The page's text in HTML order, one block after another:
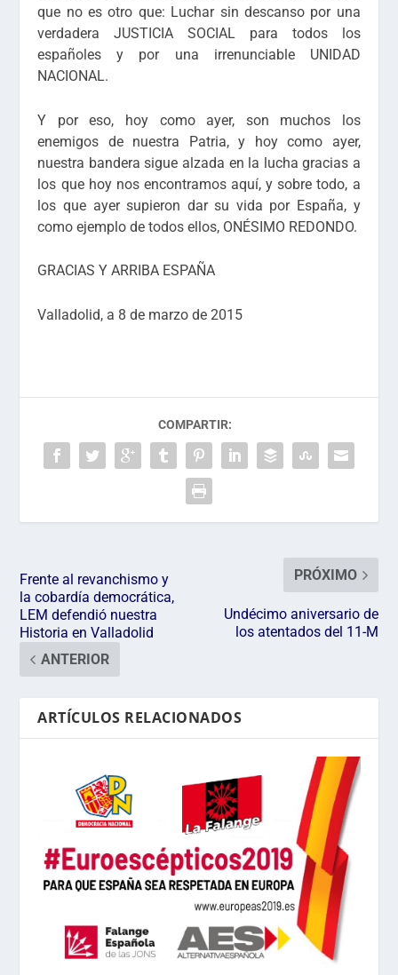
que no es otro que: Luchar sin descanso por una
verdadera JUSTICIA SOCIAL para todos los
españoles y por una irrenunciable UNIDAD
NACIONAL.
Y por eso, hoy como ayer, son muchos los
enemigos de nuestra Patria, y hoy como ayer,
nuestra bandera sigue alzada en la lucha gracias a
los que hoy nos encontramos aquí, y sobre todo, a
los que ayer supieron dar su vida por España, y
como ejemplo de todos ellos, ONÉSIMO REDONDO.
GRACIAS Y ARRIBA ESPAÑA
Valladolid, a 8 de marzo de 2015
COMPARTIR:
Frente al revanchismo y
la cobardía democrática,
LEM defendió nuestra
Historia en Valladolid
ANTERIOR
PRÓXIMO
Undécimo aniversario de
los atentados del 11-M
ARTÍCULOS RELACIONADOS